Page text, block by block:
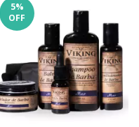
5%
OFF